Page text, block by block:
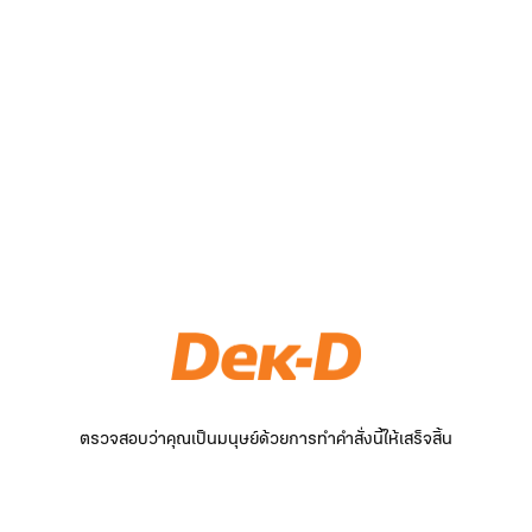
ตรวจสอบว่าคุณเป็นมนุษย์ด้วยการทำคำสั่งนี้ให้เสร็จสิ้น